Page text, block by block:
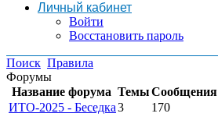
Личный кабинет
Войти
Восстановить пароль
Поиск Правила
Форумы
Название форума ТемыСообщения
ИТО-2025 - Беседка3 170